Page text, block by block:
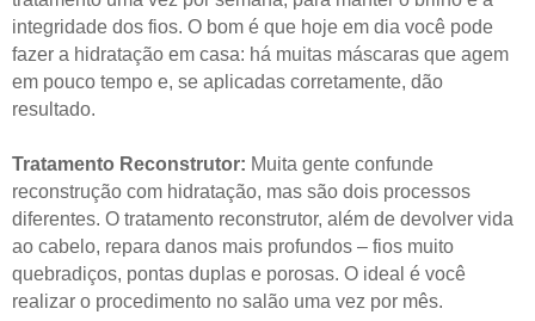
integridade dos fios. O bom é que hoje em dia você pode
fazer a hidratação em casa: há muitas máscaras que agem
em pouco tempo e, se aplicadas corretamente, dão
resultado.
Tratamento Reconstrutor: Muita gente confunde
reconstrução com hidratação, mas são dois processos
diferentes. O tratamento reconstrutor, além de devolver vida
ao cabelo, repara danos mais profundos – fios muito
quebradiços, pontas duplas e porosas. O ideal é você
realizar o procedimento no salão uma vez por mês.